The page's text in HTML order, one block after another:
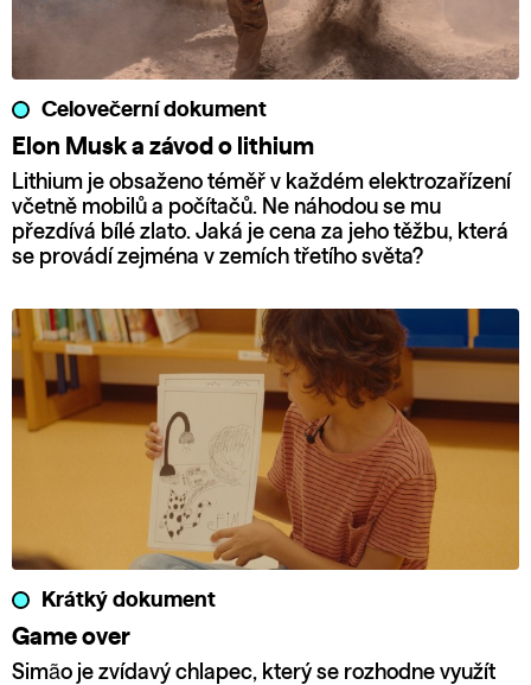
Celovečerní dokument
Elon Musk a závod o lithium
Lithium je obsaženo téměř v každém elektrozařízení
včetně mobilů a počítačů. Ne náhodou se mu
přezdívá bílé zlato. Jaká je cena za jeho těžbu, která
se provádí zejména v zemích třetího světa?
Krátký dokument
Game over
Simão je zvídavý chlapec, který se rozhodne využít